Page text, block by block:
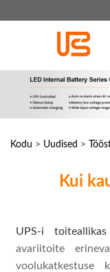
Kodu > Uudised >
Kui
UPS-i toiteallikas
avariitoite